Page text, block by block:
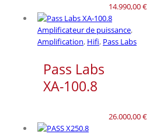
14.990,00€
Amplificateur de puissance,
Amplification, Hifi, Pass Labs
Pass Labs
XA-100.8
26.000,00€